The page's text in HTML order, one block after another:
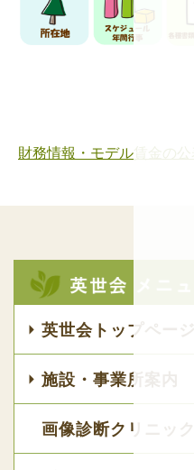
財務情報・モデル賃金の
英世会トップページ
施設・事業所案内
画像診断クリニック